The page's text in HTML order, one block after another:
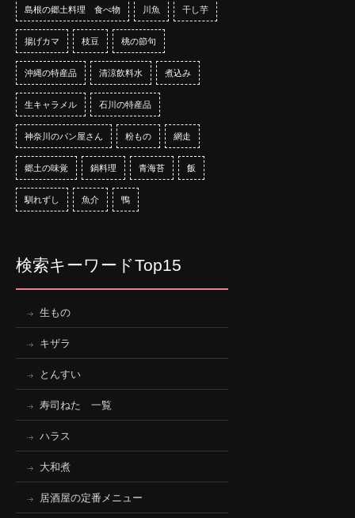
島根の郷土料理 食べ物 川魚 干し芋
揚げカマ 枝豆 桃の節句
沖縄の特産品 清涼飲料水 煮込み
生キャラメル 石川の特産品
神奈川のパン屋さん 粉もの 網走
郷土の味覚 鍋料理 青海苔 飯
馴れずし 魚介 鴨
検索キーワードTop15
生もの
キザラ
とんすい
寿司ねた 一覧
ハラス
大和煮
居酒屋の定番メニュー